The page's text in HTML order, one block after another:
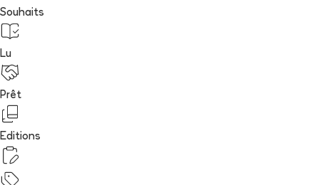
Souhaits
Lu
Prêt
Editions